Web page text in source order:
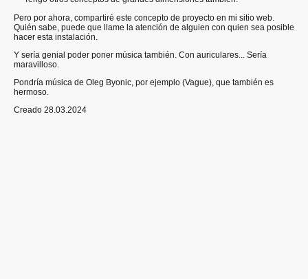
Pero por ahora, compartiré este concepto de proyecto en mi sitio web.
Quién sabe, puede que llame la atención de alguien con quien sea posible
hacer esta instalación.
Y sería genial poder poner música también. Con auriculares... Sería
maravilloso.
Pondría música de Oleg Byonic, por ejemplo (Vague), que también es
hermoso.
Creado 28.03.2024